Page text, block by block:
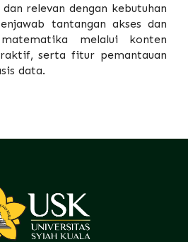
relevan dengan kebutuhan
tantangan akses dan
melalui konten
serta fitur pemantauan
data.